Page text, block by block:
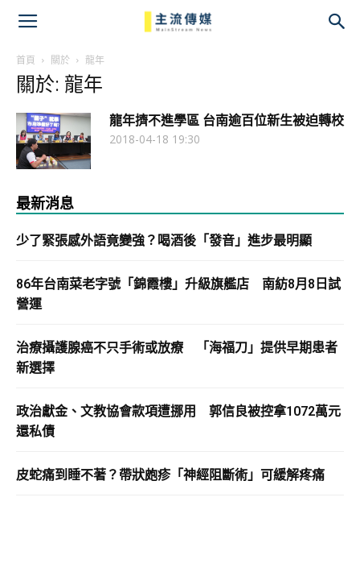
首頁 關於 龍年
關於: 龍年
龍年擠不進學區 台南逾百位新生被迫轉校
2018-04-18 19:30
最新消息
少了緊張感外語竟變強？喝酒後「發音」進步最明顯
86年台南菜老字號「錦霞樓」升級旗艦店 南紡8月8日試
營運
治療攝護腺癌不只手術或放療 「海福刀」提供早期患者
新選擇
政治獻金、文教協會款項遭挪用 郭信良被控拿1072萬元
還私債
皮蛇痛到睡不著？帶狀皰疹「神經阻斷術」可緩解疼痛